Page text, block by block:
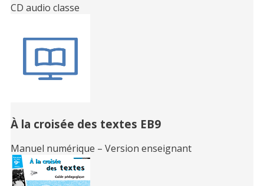
CD audio classe
À la croisée des textes EB9
Manuel numérique – Version enseignant